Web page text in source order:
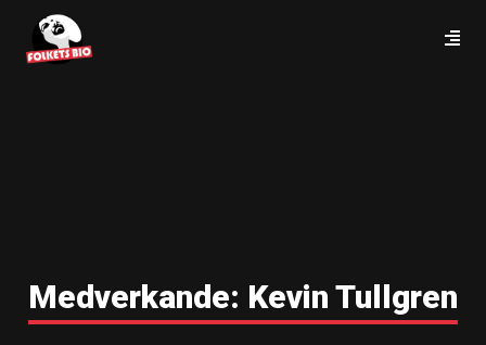
Medverkande: Kevin Tullgren